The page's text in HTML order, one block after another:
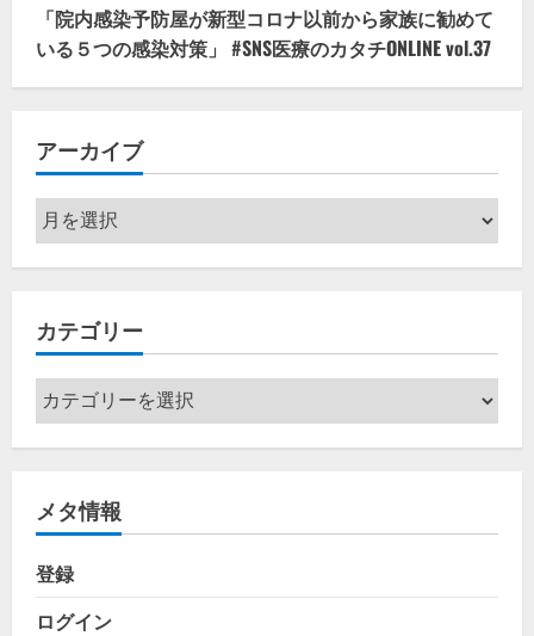
「院内感染予防屋が新型コロナ以前から家族に勧めて
いる５つの感染対策」 #SNS医療のカタチONLINE vol.37
アーカイブ
ア
ー
カ
ブ
カテゴリー
カ
テ
ゴ
ー
メタ情報
登録
ログイン